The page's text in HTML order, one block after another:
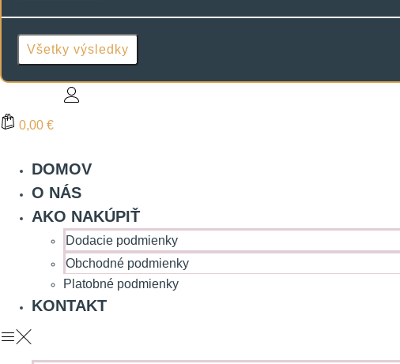
Všetky výsledky
0,00 €
DOMOV
O NÁS
AKO NAKÚPIŤ
Dodacie podmienky
Obchodné podmienky
Platobné podmienky
KONTAKT